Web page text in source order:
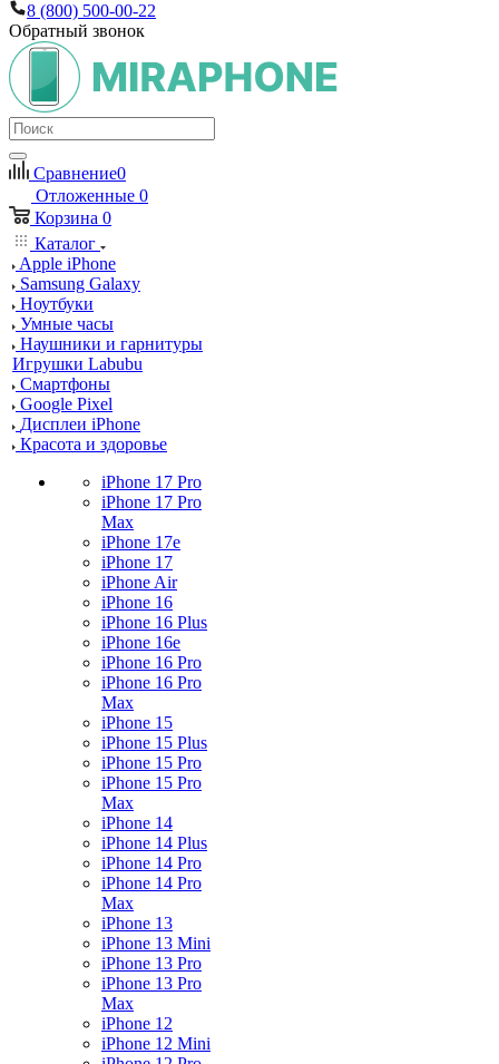
8 (800) 500-00-22
Обратный звонок
Сравнение0
Отложенные 0
Корзина 0
Каталог
Apple iPhone
Samsung Galaxy
Ноутбуки
Умные часы
Наушники и гарнитуры
Игрушки Labubu
Смартфоны
Google Pixel
Дисплеи iPhone
Красота и здоровье
iPhone 17 Pro
iPhone 17 Pro
Max
iPhone 17e
iPhone 17
iPhone Air
iPhone 16
iPhone 16 Plus
iPhone 16e
iPhone 16 Pro
iPhone 16 Pro
Max
iPhone 15
iPhone 15 Plus
iPhone 15 Pro
iPhone 15 Pro
Max
iPhone 14
iPhone 14 Plus
iPhone 14 Pro
iPhone 14 Pro
Max
iPhone 13
iPhone 13 Mini
iPhone 13 Pro
iPhone 13 Pro
Max
iPhone 12
iPhone 12 Mini